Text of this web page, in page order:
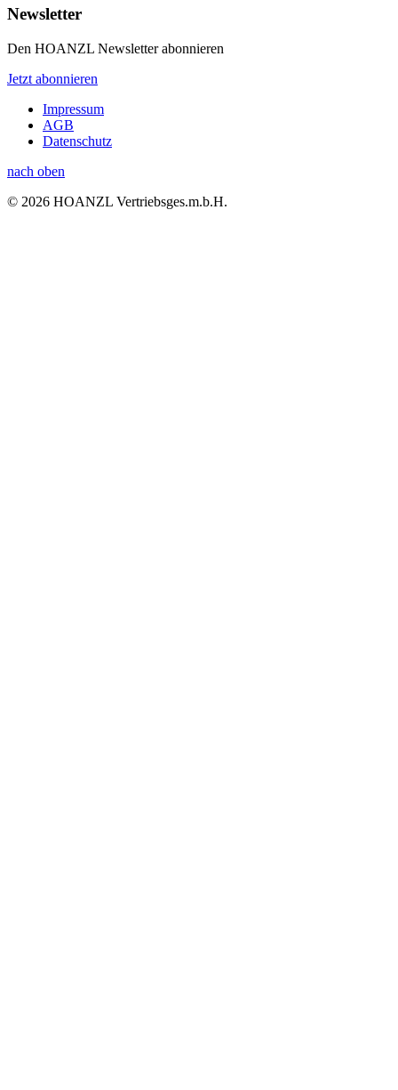
Newsletter
Den HOANZL Newsletter abonnieren
Jetzt abonnieren
Impressum
AGB
Datenschutz
nach oben
© 2026 HOANZL Vertriebsges.m.b.H.